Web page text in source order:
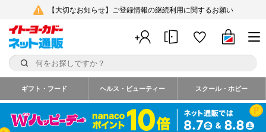
【大切なお知らせ】ご登録情報の継続利用に関するお願い
ギフト・フード ヘルス・ビューティー スクール・ホビー